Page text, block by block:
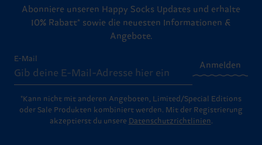
Abonniere unseren Happy Socks Updates und erhalte
10% Rabatt* sowie die neuesten Informationen &
Angebote.
E-Mail
Anmelden
*Kann nicht mit anderen Angeboten, Limited/Special Editions
oder Sale Produkten kombiniert werden. Mit der Registrierung
akzeptierst du unsere Datenschutzrichtlinien.